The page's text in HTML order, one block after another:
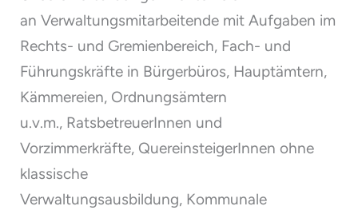
an Verwaltungsmitarbeitende mit Aufgaben im
Rechts- und Gremienbereich, Fach- und
Führungskräfte in Bürgerbüros, Hauptämtern,
Kämmereien, Ordnungsämtern
u.v.m., RatsbetreuerInnen und
Vorzimmerkräfte, QuereinsteigerInnen ohne
klassische
Verwaltungsausbildung, Kommunale